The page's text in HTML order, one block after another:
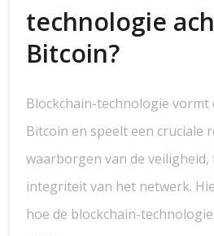
technologie
Bitcoin?
Blockchain-technologie
Bitcoin en speelt een cruciale
waarborgen van de
integriteit van het netwerk.
hoe de blockchain-